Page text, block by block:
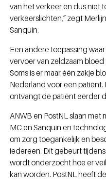
van het verkeer en dus niet
verkeerslichten,” zegt
Sanquin.
Een andere toepassing
vervoer van zeldzaam
Soms is er maar één zakje
Nederland voor een
ontvangt de patiënt eerder
ANWB en PostNL slaan met
MC en Sanquin en
om zorg toegankelijk en
iedereen. Dit gebeurt
wordt onderzocht hoe er
kan worden. PostNL heeft